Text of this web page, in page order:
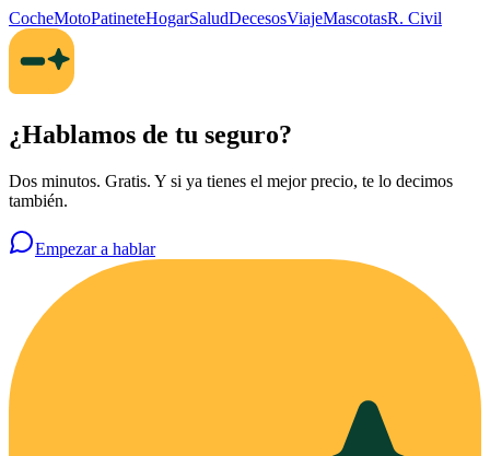
CocheMotoPatineteHogarSaludDecesosViajeMascotasR. Civil
¿Hablamos de tu seguro?
Dos minutos. Gratis. Y si ya tienes el mejor precio, te lo decimos
también.
Empezar a hablar